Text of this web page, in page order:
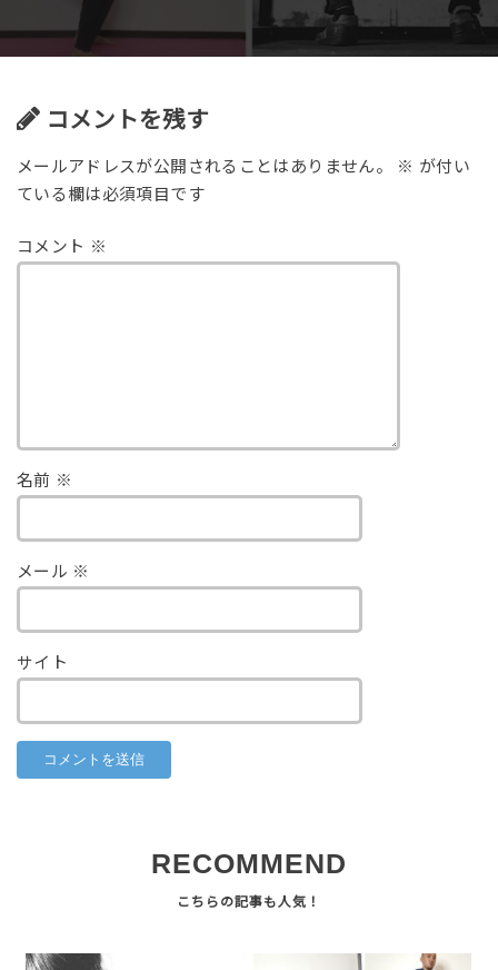
コメントを残す
メールアドレスが公開されることはありません。 ※ が付い
ている欄は必須項目です
コメント ※
名前 ※
メール ※
サイト
RECOMMEND